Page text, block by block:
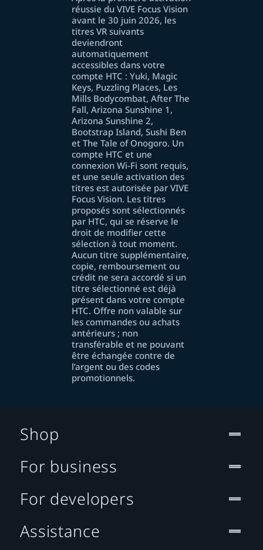
réussie du VIVE Focus Vision
avant le 30 juin 2026, les
titres VR suivants
deviendront
automatiquement
accessibles dans votre
compte HTC : Yuki, Magic
Keys, Puzzling Places, Les
Mills Bodycombat, After The
Fall, Arizona Sunshine 1,
Arizona Sunshine 2,
Bootstrap Island, Sushi Ben
et The Tale of Onogoro. Un
compte HTC et une
connexion Wi-Fi sont requis,
et une seule activation des
titres est autorisée par VIVE
Focus Vision. Les titres
proposés sont sélectionnés
par HTC, qui se réserve le
droit de modifier cette
sélection à tout moment.
Aucun titre supplémentaire,
copie, remboursement ou
crédit ne sera accordé si un
titre sélectionné est déjà
présent dans votre compte
HTC. Offre non valable sur
les commandes ou achats
antérieurs ; non
transférable et ne pouvant
être échangée contre de
l’argent ou des codes
promotionnels.
Shop
For business
For developers
Assistance